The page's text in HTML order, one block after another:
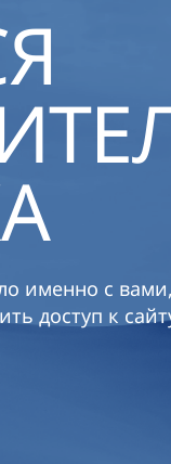
именно с
доступ к